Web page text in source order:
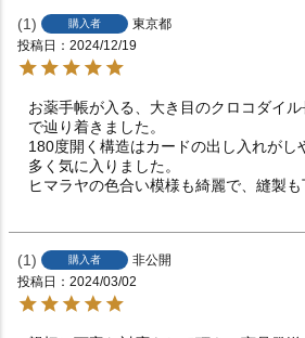
1 購入者
東京都
投稿日
2024/12/19
お薬手帳が入る、大き目のクロコダイ
で辿り着きました。
180度開く構造はカードの出し入れがし
多く気に入りました。
ヒマラヤの色合い模様も綺麗で、縫製も
1 購入者
非公開
投稿日
2024/03/02